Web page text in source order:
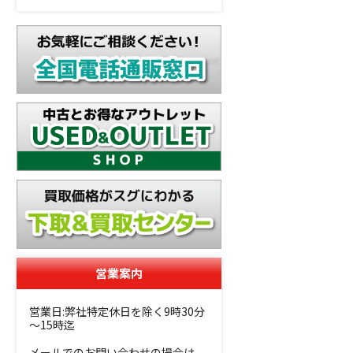
営業案内
営業日:弊社特定休日を除く9時30分
～15時迄